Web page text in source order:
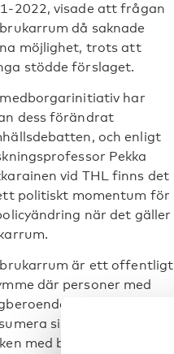
2022, visade att frågan
då saknade
möjlighet, trots att
stödde förslaget.
har
dess förändrat
och enligt
Pekka
vid THL finns det
politiskt momentum för
när det gäller
är ett offentligt
där personer med
lagligt kan
sin egen narkotika.
med brukarrum är att